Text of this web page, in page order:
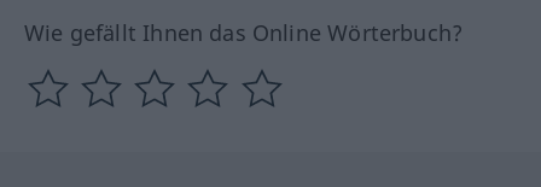
Wie gefällt Ihnen das Online Wörterbuch?